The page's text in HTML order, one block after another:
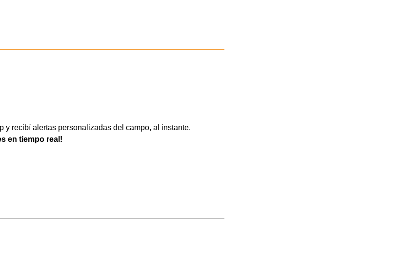
y recibí alertas personalizadas del campo, al instante.
en tiempo real!